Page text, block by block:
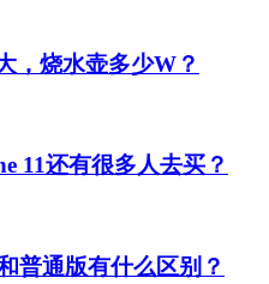
，烧水壶多少W？
11还有很多人去买？
普通版有什么区别？